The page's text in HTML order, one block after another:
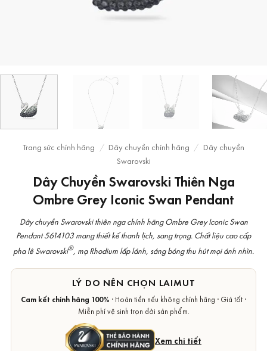
Trang sức chính hãng / Dây chuyền chính hãng / Dây chuyền
Swarovski
Dây Chuyền Swarovski Thiên Nga
Ombre Grey Iconic Swan Pendant
Dây chuyền Swarovski thiên nga chính hãng Ombre Grey Iconic Swan
Pendant 5614103 mang thiết kế thanh lịch, sang trọng. Chất liệu cao cấp
pha lê Swarovski®, mạ Rhodium lấp lánh, sáng bóng thu hút mọi ánh nhìn.
LÝ DO NÊN CHỌN LAIMUT
Cam kết chính hãng 100% · Hoàn tiền nếu không chính hãng · Giá tốt ·
Miễn phí vệ sinh trọn đời sản phẩm.
Xem chi tiết